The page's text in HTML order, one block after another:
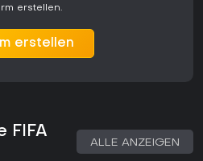
erstellen.
erstellen
FIFA
ALLE ANZEIGEN